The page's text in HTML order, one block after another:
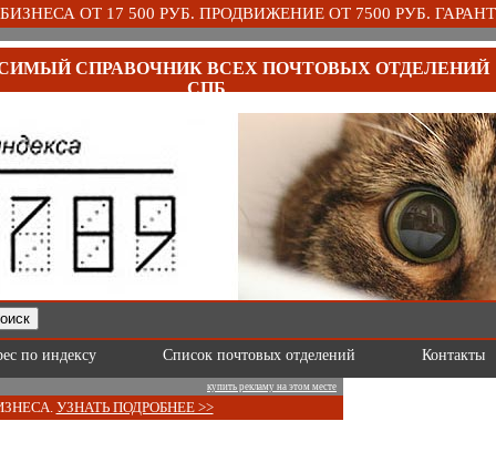
ОТ 17 500 РУБ. ПРОДВИЖЕНИЕ ОТ 7500 РУБ.
СПРАВОЧНИК ВСЕХ ПОЧТОВЫХ ОТДЕЛЕНИЙ
СПБ
по индексу Список почтовых отделений Контакты
купить рекламу на этом месте
УЗНАТЬ ПОДРОБНЕЕ >>